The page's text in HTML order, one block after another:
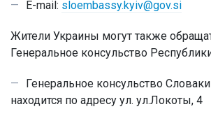
E-mail: sloembassy.kyiv@gov.si
Жители Украины могут также
Генеральное консульство
Генеральное консульство
находится по адресу ул. ул.Локоты, 4